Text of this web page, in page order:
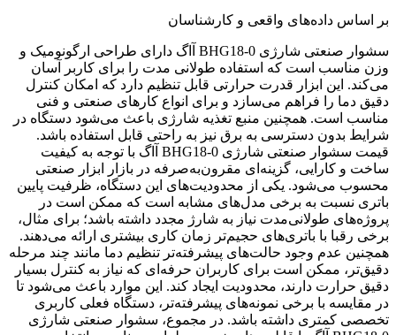
بر اساس داده‌های واقعی و کارشناسان
سشوار صنعتی شارژی BHG18-0 آاگ دارای طراحی ارگونومیک و
وزن مناسب است که استفاده طولانی مدت را برای کاربر آسان
می‌کند. این ابزار قدرت حرارتی قابل تنظیم دارد که امکان کنترل
دقیق دما را فراهم می‌سازد و برای انواع کارهای صنعتی و فنی
مناسب است. همچنین منبع تغذیه شارژی باعث می‌شود دستگاه در
شرایط بدون دسترسی به برق نیز به راحتی قابل استفاده باشد.
قیمت سشوار صنعتی شارژی BHG18-0 آاگ با توجه به کیفیت
ساخت و کارایی، گزینه‌ای مقرون‌به‌صرفه در بازار ابزار صنعتی
محسوب می‌شود. یکی از محدودیت‌های این دستگاه، ظرفیت پایین
باتری نسبت به برخی مدل‌های مشابه است که ممکن است در
پروژه‌های طولانی‌مدت نیاز به شارژ مجدد داشته باشد؛ برای مثال،
برخی رقبا با باتری‌های حجیم‌تر زمان کاری بیشتری ارائه می‌دهند.
همچنین عدم وجود حالت‌های پیشرفته‌تر تنظیم دما مانند چند مرحله
دقیق‌تر، ممکن است برای کاربران حرفه‌ای که نیاز به کنترل بسیار
دقیق حرارت دارند، محدودیت ایجاد کند. این موارد باعث می‌شود تا
در مقایسه با برخی نمونه‌های پیشرفته‌تر، دستگاه فعلی کاربری
تخصصی کمتری داشته باشد. در مجموع، سشوار صنعتی شارژی